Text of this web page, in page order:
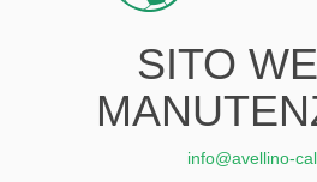
SITO
info@avellino-